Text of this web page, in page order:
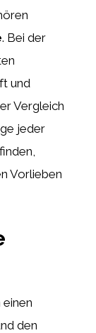
. Bei der
und
Vergleich
jeder
Vorlieben
den